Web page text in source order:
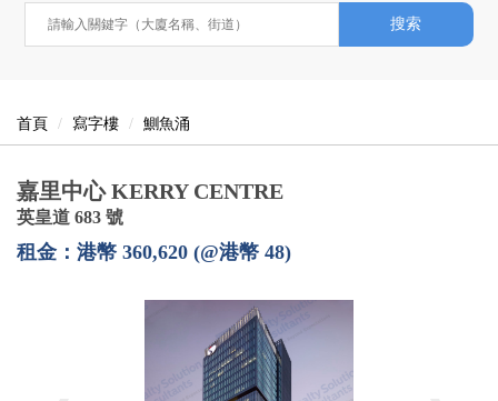
搜索
首頁 寫字樓 鰂魚涌
嘉里中心 KERRY CENTRE
英皇道 683 號
租金：港幣 360,620 (@港幣 48)